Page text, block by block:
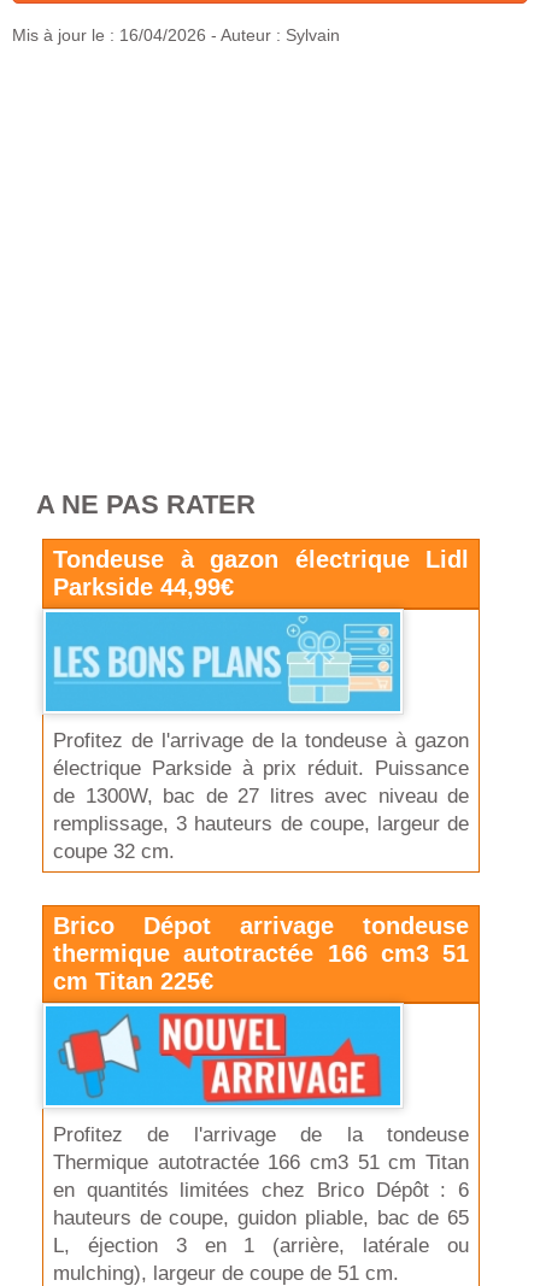
Mis à jour le : 16/04/2026 - Auteur : Sylvain
A NE PAS RATER
Tondeuse à gazon électrique Lidl
Parkside 44,99€
Profitez de l'arrivage de la tondeuse à gazon
électrique Parkside à prix réduit. Puissance
de 1300W, bac de 27 litres avec niveau de
remplissage, 3 hauteurs de coupe, largeur de
coupe 32 cm.
Brico Dépot arrivage tondeuse
thermique autotractée 166 cm3 51
cm Titan 225€
Profitez de l'arrivage de la tondeuse
Thermique autotractée 166 cm3 51 cm Titan
en quantités limitées chez Brico Dépôt : 6
hauteurs de coupe, guidon pliable, bac de 65
L, éjection 3 en 1 (arrière, latérale ou
mulching), largeur de coupe de 51 cm.